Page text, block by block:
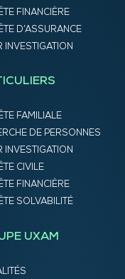
FINANCIÈRE
D’ASSURANCE
INVESTIGATION
FAMILIALE
DE PERSONNES
INVESTIGATION
CIVILE
FINANCIÈRE
SOLVABILITÉ
UXAM